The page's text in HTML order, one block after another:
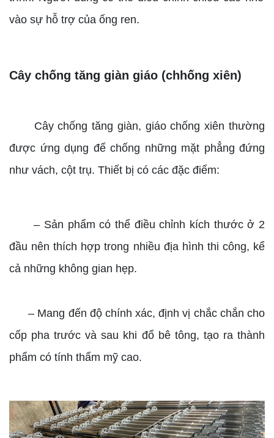
vào sự hỗ trợ của ống ren.
Cây chống tăng giàn giáo (chhống xiên)
Cây chống tăng giàn, giáo chống xiên thường
được ứng dụng để chống những mặt phẳng đứng
như vách, cột trụ. Thiết bị có các đặc điểm:
– Sản phẩm có thể điều chỉnh kích thước ở 2
đầu nên thích hợp trong nhiều địa hình thi công, kể
cả những không gian hẹp.
– Mang đến độ chính xác, định vị chắc chắn cho
cốp pha trước và sau khi đổ bê tông, tạo ra thành
phẩm có tính thẩm mỹ cao.